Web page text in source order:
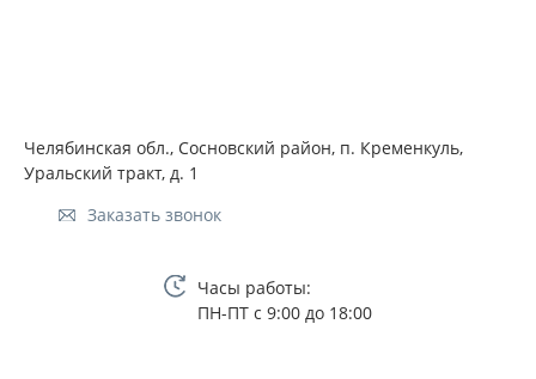
Челябинская обл., Сосновский район, п. Кременкуль,
Уральский тракт, д. 1
Заказать звонок
Часы работы:
ПН-ПТ с 9:00 до 18:00